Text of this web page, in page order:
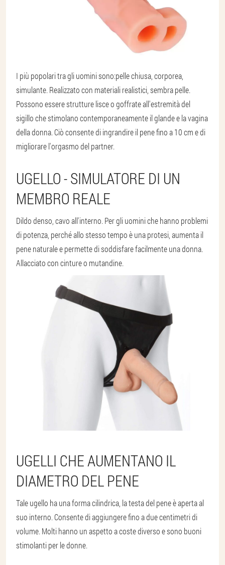
I più popolari tra gli uomini sono:pelle chiusa, corporea,
simulante. Realizzato con materiali realistici, sembra pelle.
Possono essere strutture lisce o goffrate all'estremità del
sigillo che stimolano contemporaneamente il glande e la vagina
della donna. Ciò consente di ingrandire il pene fino a 10 cm e di
migliorare l'orgasmo del partner.
UGELLO - SIMULATORE DI UN
MEMBRO REALE
Dildo denso, cavo all'interno. Per gli uomini che hanno problemi
di potenza, perché allo stesso tempo è una protesi, aumenta il
pene naturale e permette di soddisfare facilmente una donna.
Allacciato con cinture o mutandine.
UGELLI CHE AUMENTANO IL
DIAMETRO DEL PENE
Tale ugello ha una forma cilindrica, la testa del pene è aperta al
suo interno. Consente di aggiungere fino a due centimetri di
volume. Molti hanno un aspetto a coste diverso e sono buoni
stimolanti per le donne.